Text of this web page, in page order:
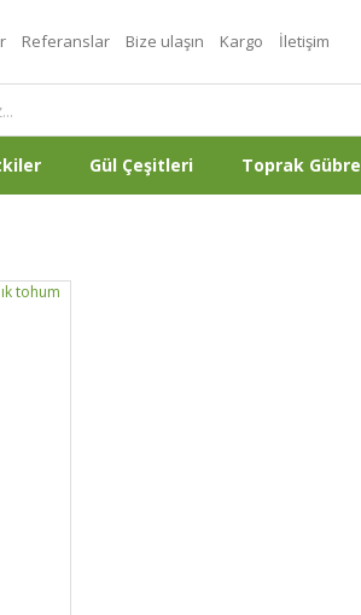
Referanslar Bize ulaşın Kargo İletişim
Gül Çeşitleri Toprak Gübre